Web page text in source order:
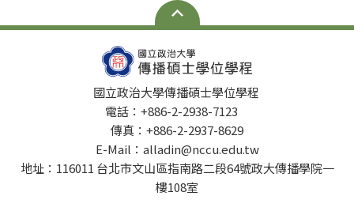
國立政治大學傳播碩士學位學程
電話：+886-2-2938-7123
傳真：+886-2-2937-8629
E-Mail：alladin@nccu.edu.tw
地址：116011 台北市文山區指南路二段64號政大傳播學院一
樓108室